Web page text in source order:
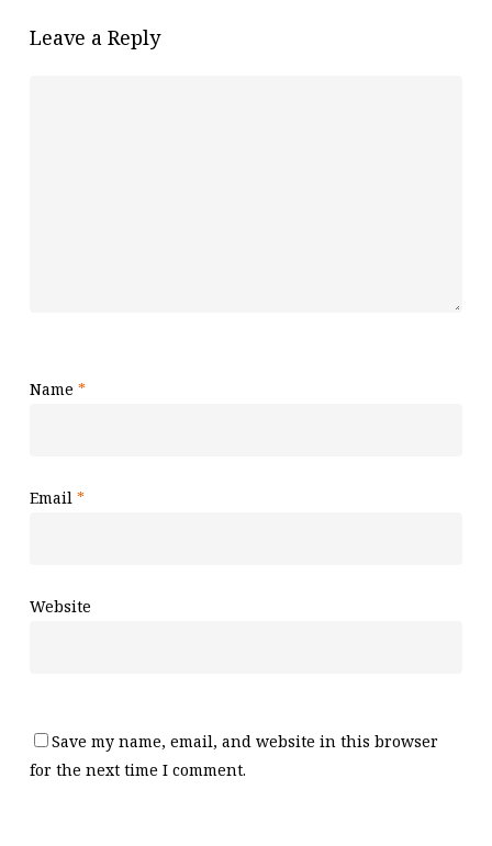
Leave a Reply
Name *
Email *
Website
Save my name, email, and website in this browser
for the next time I comment.